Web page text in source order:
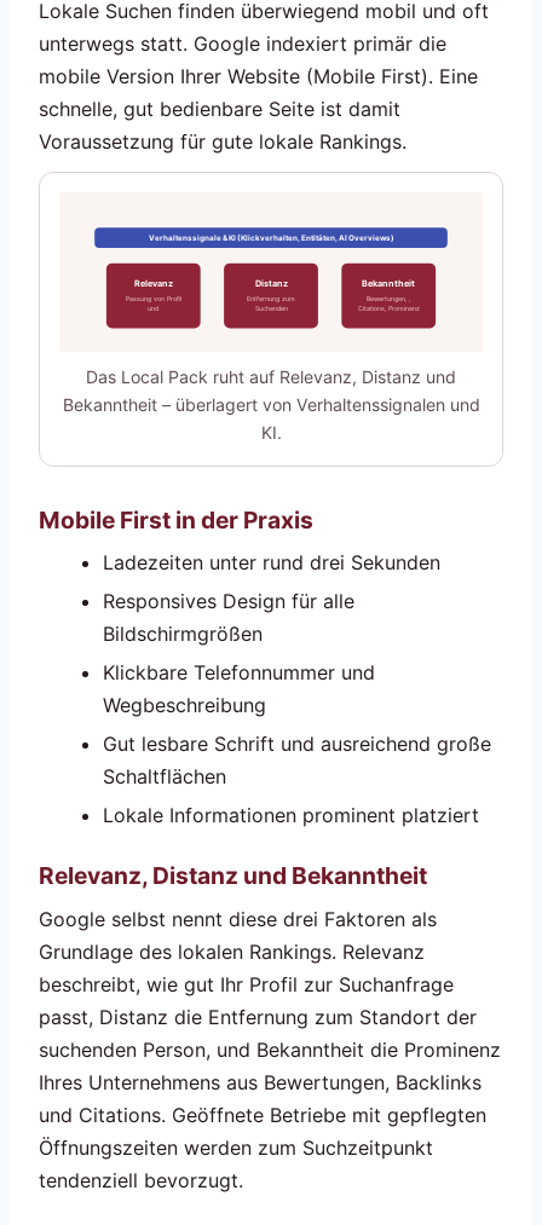
Lokale Suchen finden überwiegend mobil und oft
unterwegs statt. Google indexiert primär die
mobile Version Ihrer Website (Mobile First). Eine
schnelle, gut bedienbare Seite ist damit
Voraussetzung für gute lokale Rankings.
Verhaltenssignale & KI (Klickverhalten, Entitäten, AI Overviews)
Relevanz
Passung von Profil
und
Distanz
Entfernung zum
Suchenden
Bekanntheit
Bewertungen,
Citations, Prominenz
Das Local Pack ruht auf Relevanz, Distanz und
Bekanntheit – überlagert von Verhaltenssignalen und
KI.
Mobile First in der Praxis
Ladezeiten unter rund drei Sekunden
Responsives Design für alle
Bildschirmgrößen
Klickbare Telefonnummer und
Wegbeschreibung
Gut lesbare Schrift und ausreichend große
Schaltflächen
Lokale Informationen prominent platziert
Relevanz, Distanz und Bekanntheit
Google selbst nennt diese drei Faktoren als
Grundlage des lokalen Rankings. Relevanz
beschreibt, wie gut Ihr Profil zur Suchanfrage
passt, Distanz die Entfernung zum Standort der
suchenden Person, und Bekanntheit die Prominenz
Ihres Unternehmens aus Bewertungen, Backlinks
und Citations. Geöffnete Betriebe mit gepflegten
Öffnungszeiten werden zum Suchzeitpunkt
tendenziell bevorzugt.